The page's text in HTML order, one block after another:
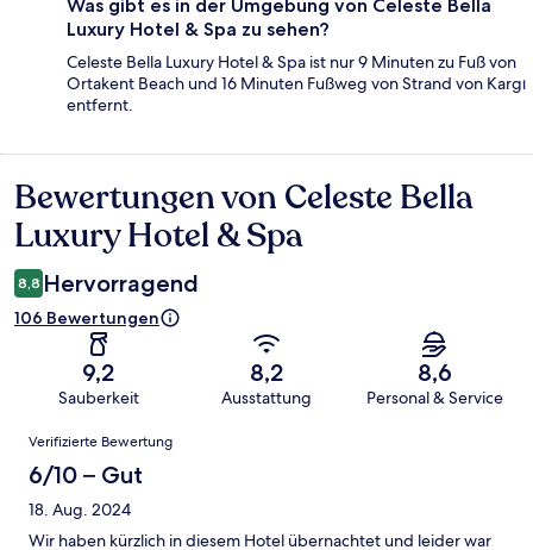
Was gibt es in der Umgebung von Celeste Bella
Luxury Hotel & Spa zu sehen?
Celeste Bella Luxury Hotel & Spa ist nur 9 Minuten zu Fuß von
Ortakent Beach und 16 Minuten Fußweg von Strand von Kargı
entfernt.
Bewertungen
Bewertungen von Celeste Bella
Luxury Hotel & Spa
8,8 Hervorragend
106 Bewertungen
9,2
Sauberkeit
8,2
Ausstattung
8,6
Personal & Service
Bewertungen
Verifizierte Bewertung
6/10 – Gut
18. Aug. 2024
Wir haben kürzlich in diesem Hotel übernachtet und leider war